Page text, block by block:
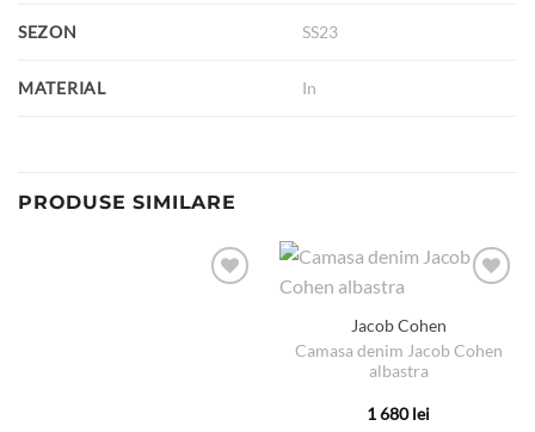
SEZON SS23
MATERIAL In
PRODUSE SIMILARE
Jacob Cohen
Camasa denim Jacob Cohen
albastra
1 680lei